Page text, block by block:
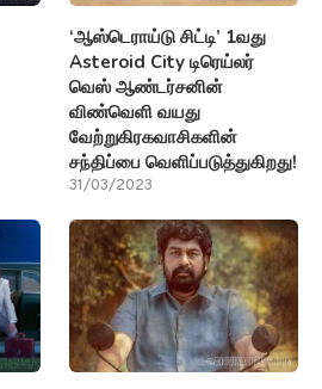
‘ஆஸ்டெராய்டு சிட்டி’ 1வது
Asteroid City டிரெய்லர்
வெஸ் ஆண்டர்சனின்
விண்வெளி வயது
வேற்றுகிரகவாசிகளின்
சந்திப்பை வெளிப்படுத்துகிறது!
31/03/2023